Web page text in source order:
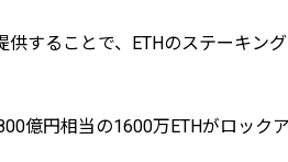
することで、ETHのステーキン
億円相当の1600万ETHがロック